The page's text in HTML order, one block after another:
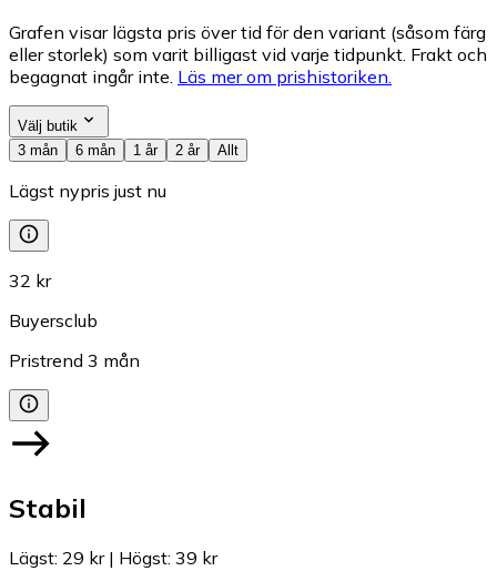
Grafen visar lägsta pris över tid för den variant (såsom färg
eller storlek) som varit billigast vid varje tidpunkt. Frakt och
begagnat ingår inte. Läs mer om prishistoriken.
Välj butik
3 mån
6 mån 1 år 2 år Allt
Lägst nypris just nu
32 kr
Buyersclub
Pristrend 3 mån
Stabil
Lägst: 29 kr| Högst: 39 kr